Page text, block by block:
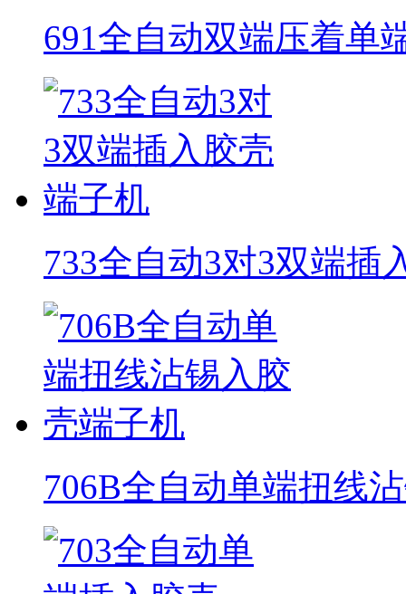
691全自动双端压着单
733全自动3对3双端插
706B全自动单端扭线